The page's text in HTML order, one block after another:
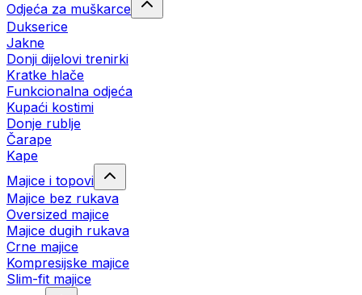
Odjeća za muškarce
Dukserice
Jakne
Donji dijelovi trenirki
Kratke hlače
Funkcionalna odjeća
Kupaći kostimi
Donje rublje
Čarape
Kape
Majice i topovi
Majice bez rukava
Oversized majice
Majice dugih rukava
Crne majice
Kompresijske majice
Slim-fit majice